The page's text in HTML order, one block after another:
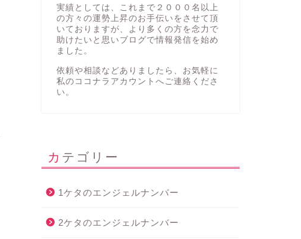
実績としては、これまで２０００名以上
の方々の運勢上昇のお手伝いをさせて頂
いておりますが、より多くの方を念力で
助けたいと思いブログで情報発信を始め
ました。
依頼や相談などありましたら、お気軽に
私の ココナラアカウント へご連絡くださ
い。
カテゴリー
1ケタのエンジェルナンバー
2ケタのエンジェルナンバー